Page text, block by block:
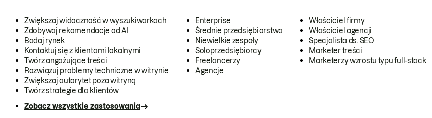
Zwiększaj widoczność w wyszukiwarkach
Zdobywaj rekomendacje od AI
Badaj rynek
Kontaktuj się z klientami lokalnymi
Twórz angażujące treści
Rozwiązuj problemy techniczne w witrynie
Zwiększaj autorytet poza witryną
Twórz strategie dla klientów
Zobacz wszystkie zastosowania
Enterprise
Średnie przedsiębiorstwa
Niewielkie zespoły
Soloprzedsiębiorcy
Freelancerzy
Agencje
Właściciel firmy
Właściciel agencji
Specjalista ds. SEO
Marketer treści
Marketerzy wzrostu typu full-stack